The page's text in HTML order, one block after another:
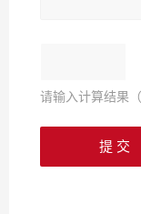
请输入计算结果